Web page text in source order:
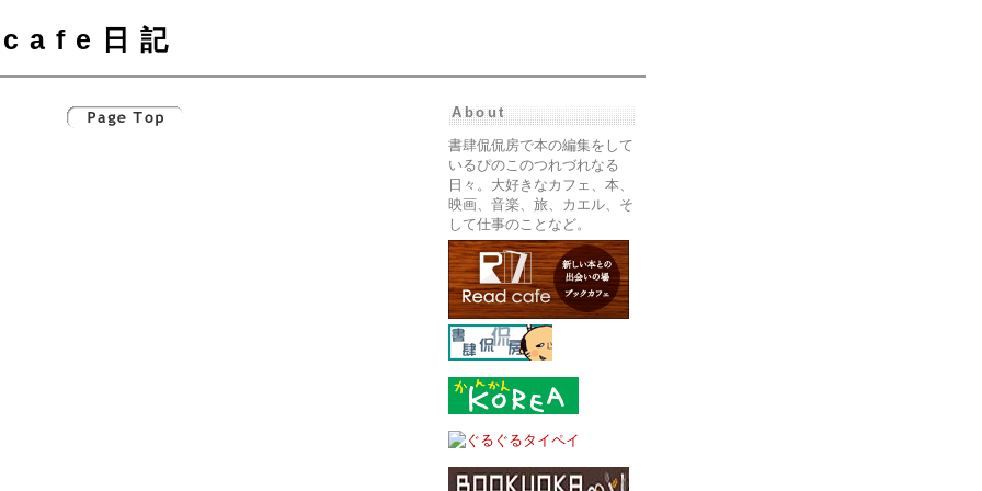
cafe日記
About
書肆侃侃房で本の編集をして
いるぴのこのつれづれなる
日々。大好きなカフェ、本、
映画、音楽、旅、カエル、そ
して仕事のことなど。